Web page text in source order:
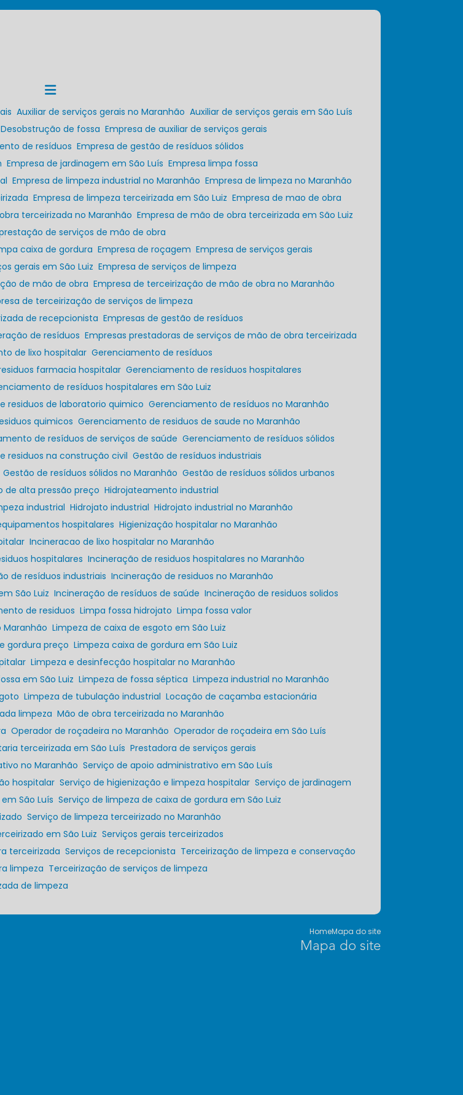
Auxiliar de serviços gerais no Maranhão
Auxiliar de serviços gerais em São Luís
Desobstrução de fossa
Empresa de auxiliar de serviços gerais
de resíduos
Empresa de gestão de resíduos sólidos
Empresa de jardinagem em São Luís
Empresa limpa fossa
Empresa de limpeza industrial no Maranhão
Empresa de limpeza no Maranhão
Empresa de limpeza terceirizada em São Luiz
Empresa de mao de obra
terceirizada no Maranhão
Empresa de mão de obra terceirizada em São Luiz
prestação de serviços de mão de obra
caixa de gordura Empresa de roçagem
Empresa de serviços gerais
gerais em São Luiz
Empresa de serviços de limpeza
de mão de obra
Empresa de terceirização de mão de obra no Maranhão
de terceirização de serviços de limpeza
de recepcionista
Empresas de gestão de resíduos
de resíduos
Empresas prestadoras de serviços de mão de obra terceirizada
de lixo hospitalar
Gerenciamento de resíduos
farmacia hospitalar
Gerenciamento de resíduos hospitalares
de resíduos hospitalares em São Luiz
residuos de laboratorio quimico
Gerenciamento de resíduos no Maranhão
quimicos
Gerenciamento de residuos de saude no Maranhão
de resíduos de serviços de saúde
Gerenciamento de resíduos sólidos
residuos na construção civil
Gestão de resíduos industriais
Gestão de resíduos sólidos no Maranhão
Gestão de resíduos sólidos urbanos
de alta pressão preço
Hidrojateamento industrial
industrial Hidrojato industrial
Hidrojato industrial no Maranhão
hospitalares
Higienização hospitalar no Maranhão
Incineracao de lixo hospitalar no Maranhão
hospitalares
Incineração de residuos hospitalares no Maranhão
de resíduos industriais
Incineração de residuos no Maranhão
São Luiz Incineração de resíduos de saúde
Incineração de residuos solidos
de residuos Limpa fossa hidrojato
Limpa fossa valor
Maranhão
Limpeza de caixa de esgoto em São Luiz
gordura preço
Limpeza caixa de gordura em São Luiz
Limpeza e desinfecção hospitalar no Maranhão
em São Luiz Limpeza de fossa séptica
Limpeza industrial no Maranhão
Limpeza de tubulação industrial
Locação de caçamba estacionária
limpeza
Mão de obra terceirizada no Maranhão
Operador de roçadeira no Maranhão
Operador de roçadeira em São Luís
terceirizada em São Luís
Prestadora de serviços gerais
no Maranhão
Serviço de apoio administrativo em São Luís
hospitalar Serviço de higienização e limpeza hospitalar
Serviço de jardinagem
São Luís
Serviço de limpeza de caixa de gordura em São Luiz
Serviço de limpeza terceirizado no Maranhão
em São Luiz
Serviços gerais terceirizados
terceirizada Serviços de recepcionista
Terceirização de limpeza e conservação
limpeza
Terceirização de serviços de limpeza
de limpeza
HomeMapa do site
Mapa do site